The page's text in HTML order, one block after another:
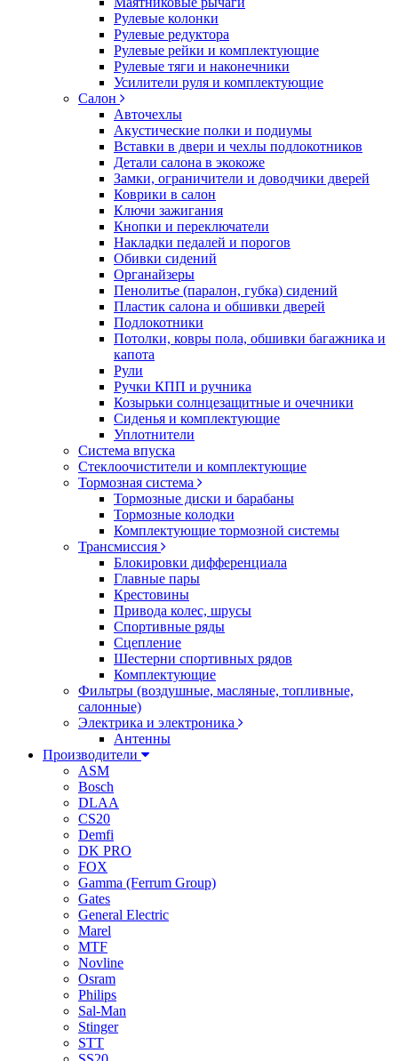
Рулевые колонки
Рулевые редуктора
Рулевые рейки и комплектующие
Рулевые тяги и наконечники
Усилители руля и комплектующие
Салон
Авточехлы
Акустические полки и подиумы
Вставки в двери и чехлы подлокотников
Детали салона в экокоже
Замки, ограничители и доводчики дверей
Коврики в салон
Ключи зажигания
Кнопки и переключатели
Накладки педалей и порогов
Обивки сидений
Органайзеры
Пенолитье (паралон, губка) сидений
Пластик салона и обшивки дверей
Подлокотники
Потолки, ковры пола, обшивки багажника и
капота
Рули
Ручки КПП и ручника
Козырьки солнцезащитные и очечники
Сиденья и комплектующие
Уплотнители
Система впуска
Стеклоочистители и комплектующие
Тормозная система
Тормозные диски и барабаны
Тормозные колодки
Комплектующие тормозной системы
Трансмиссия
Блокировки дифференциала
Главные пары
Крестовины
Привода колес, шрусы
Спортивные ряды
Сцепление
Шестерни спортивных рядов
Комплектующие
Фильтры (воздушные, масляные, топливные,
салонные)
Электрика и электроника
Антенны
Производители
ASM
Bosch
DLAA
CS20
Demfi
DK PRO
FOX
Gamma (Ferrum Group)
Gates
General Electric
Marel
MTF
Novline
Osram
Philips
Sal-Man
Stinger
STT